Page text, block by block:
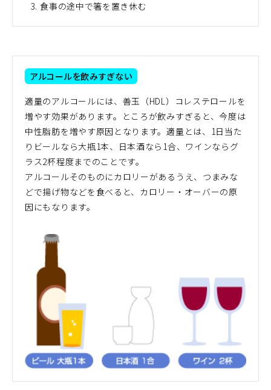
食事の途中で箸を置き休む
アルコールを飲みすぎない
適量のアルコールには、善玉（HDL）コレステロールを
増やす効果があります。ところが飲みすぎると、今度は
中性脂肪を増やす原因となります。適量とは、1日当た
りビールなら大瓶1本、日本酒なら1合、ワインならグ
ラス2杯程度までのことです。
アルコールそのものにカロリーがあるうえ、つまみな
どで揚げ物などを食べると、カロリー・オーバーの原
因にもなります。